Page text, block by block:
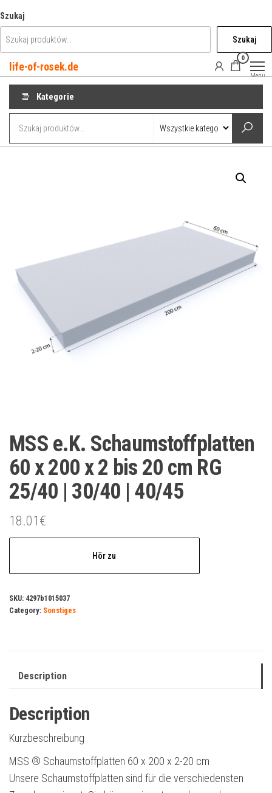
do
treści
Szukaj
Szukaj
life-of-rosek.de
0
Menu
Kategorie
MSS e.K. Schaumstoffplatten
60 x 200 x 2 bis 20 cm RG
25/40 | 30/40 | 40/45
18.01€
Hör zu
SKU: 4297b1015037
Category: Sonstiges
Description
Description
Kurzbeschreibung
MSS ® Schaumstoffplatten 60 x 200 x 2-20 cm
Unsere Schaumstoffplatten sind für die verschiedensten